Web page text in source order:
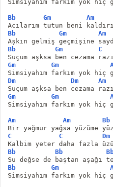
Simsiyahım farkım yok hiç
Bb Gm
Am
Acılarım tutun beni
Bb
Gm
Am
Aşkın gelmiş geçmişine
Bb
Gm
C
Suçum aşksa ben cezama
Gm
Gm
Simsiyahım farkım yok hiç
Dm
Dm
Am
Suçum aşksa ben cezama
Gm
Gm
Simsiyahım farkım yok hiç
Am Am Bb
Bir yağmur yağsa yüzüme
C
C
Dm
Kalbim yeter daha fazla
Bb
Bb
Su değse de baştan aşağı
Bb
Gm
Simsiyahım farkım yok hiç